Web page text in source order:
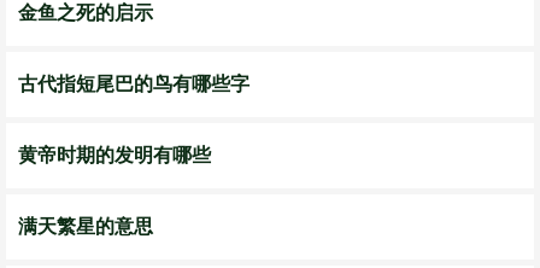
金鱼之死的启示
古代指短尾巴的鸟有哪些字
黄帝时期的发明有哪些
满天繁星的意思